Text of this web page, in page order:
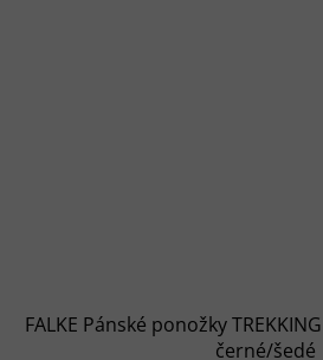
FALKE Pánské ponožky
černé/šedé